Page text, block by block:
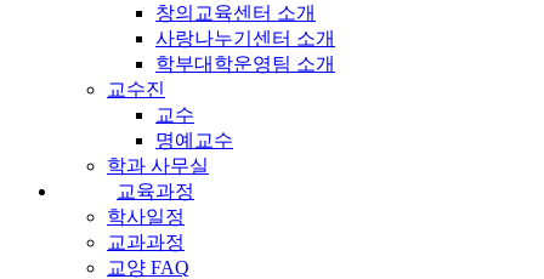
창의교육센터 소개
사랑나누기센터 소개
학부대학운영팀 소개
교수진
교수
명예교수
학과 사무실
교육과정
학사일정
교과과정
교양 FAQ